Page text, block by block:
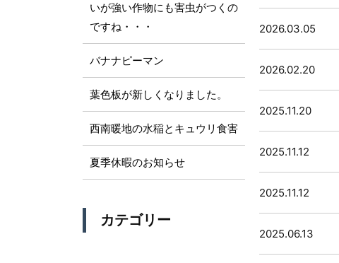
2026.03.05
2026.02.20
2025.11.20
2025.11.12
2025.11.12
2025.06.13
いが強い作物にも害虫がつくの
ですね・・・
バナナピーマン
葉色板が新しくなりました。
西南暖地の水稲とキュウリ食害
夏季休暇のお知らせ
カテゴリー